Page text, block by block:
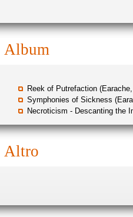
album
Reek of Putrefaction
Symphonies of Sickness
Necroticism - Descanting the
altro